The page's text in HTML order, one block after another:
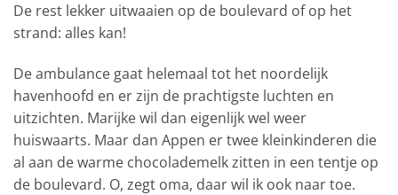
De rest lekker uitwaaien op de boulevard of op het
strand: alles kan!
De ambulance gaat helemaal tot het noordelijk
havenhoofd en er zijn de prachtigste luchten en
uitzichten. Marijke wil dan eigenlijk wel weer
huiswaarts. Maar dan Appen er twee kleinkinderen die
al aan de warme chocolademelk zitten in een tentje op
de boulevard. O, zegt oma, daar wil ik ook naar toe.